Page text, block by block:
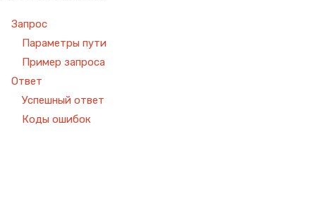
Запрос
Параметры пути
Пример запроса
Ответ
Успешный ответ
Коды ошибок